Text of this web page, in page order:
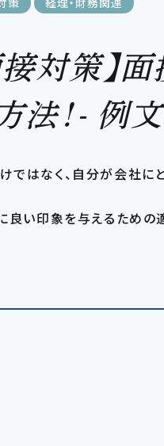
対策】
法！- 例
はなく、自分が会社に
良い印象を与えるため